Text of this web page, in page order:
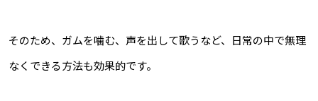
そのため、ガムを噛む、声を出して歌うなど、日常の中で無理
なくできる方法も効果的です。